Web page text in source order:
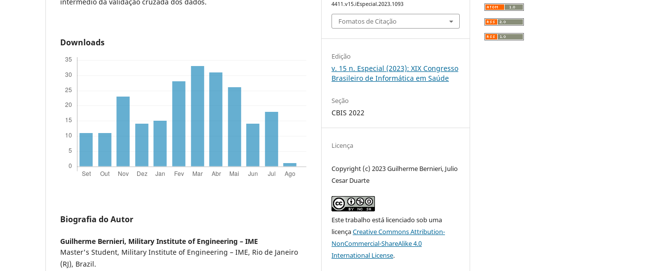
Downloads
Biografia do Autor
Guilherme Bernieri, Military Institute of Engineering – IME
Master's Student, Military Institute of Engineering – IME, Rio de Janeiro
(RJ), Brazil.
4411.v15.iEspecial.2023.1093
Fomatos de Citação
Edição
v. 15 n. Especial (2023): XIX Congresso
Brasileiro de Informática em Saúde
Seção
CBIS 2022
Licença
Copyright (c) 2023 Guilherme Bernieri, Julio
Cesar Duarte
Este trabalho está licenciado sob uma
licençaCreative Commons Attribution-
NonCommercial-ShareAlike 4.0
International License.